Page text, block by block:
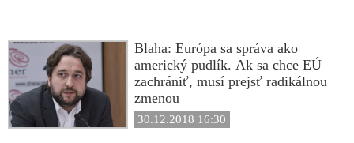
Blaha: Európa sa správa ako
americký pudlík. Ak sa chce EÚ
zachrániť, musí prejsť radikálnou
zmenou
30.12.2018 16:30